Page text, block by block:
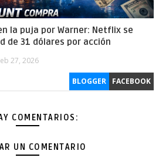
la puja por Warner: Netflix se
31 dólares por acción
27, 2026
BLOGGER FACEBOOK
COMENTARIOS:
UN COMENTARIO